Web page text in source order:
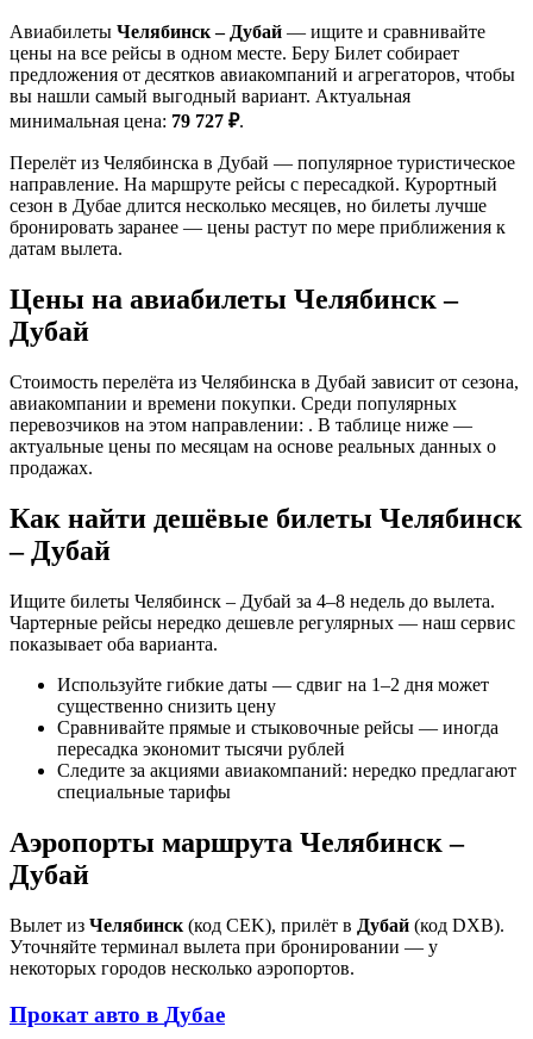
Авиабилеты Челябинск – Дубай — ищите и сравнивайте
цены на все рейсы в одном месте. Беру Билет собирает
предложения от десятков авиакомпаний и агрегаторов, чтобы
вы нашли самый выгодный вариант. Актуальная
минимальная цена: 79 727 ₽.
Перелёт из Челябинска в Дубай — популярное туристическое
направление. На маршруте рейсы с пересадкой. Курортный
сезон в Дубае длится несколько месяцев, но билеты лучше
бронировать заранее — цены растут по мере приближения к
датам вылета.
Цены на авиабилеты Челябинск –
Дубай
Стоимость перелёта из Челябинска в Дубай зависит от сезона,
авиакомпании и времени покупки. Среди популярных
перевозчиков на этом направлении: . В таблице ниже —
актуальные цены по месяцам на основе реальных данных о
продажах.
Как найти дешёвые билеты Челябинск
– Дубай
Ищите билеты Челябинск – Дубай за 4–8 недель до вылета.
Чартерные рейсы нередко дешевле регулярных — наш сервис
показывает оба варианта.
Используйте гибкие даты — сдвиг на 1–2 дня может
существенно снизить цену
Сравнивайте прямые и стыковочные рейсы — иногда
пересадка экономит тысячи рублей
Следите за акциями авиакомпаний: нередко предлагают
специальные тарифы
Аэропорты маршрута Челябинск –
Дубай
Вылет из Челябинск (код CEK), прилёт в Дубай (код DXB).
Уточняйте терминал вылета при бронировании — у
некоторых городов несколько аэропортов.
Прокат авто в Дубае